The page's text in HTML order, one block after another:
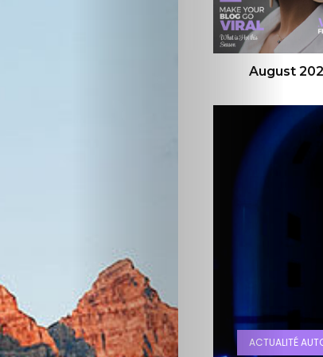
Cars
Voiture
de
collection
Annonces
Fonds
June 2021